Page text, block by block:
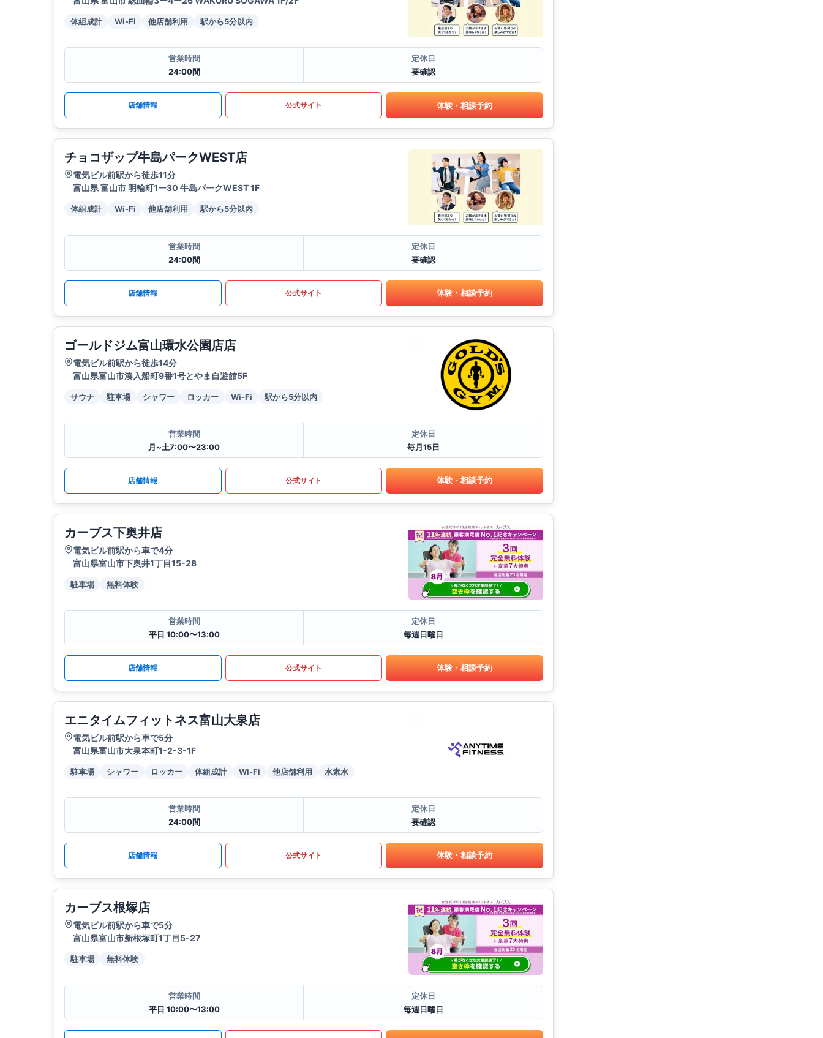
体組成計 Wi-Fi 他店舗利用 駅から5分以内
営業時間
24:00間
定休日
要確認
店舗情報 公式サイト 体験・相談予約
チョコザップ牛島パークWEST店
電気ビル前駅から徒歩11分
富山県 富山市 明輪町1ー30 牛島パークWEST 1F
体組成計 Wi-Fi 他店舗利用 駅から5分以内
営業時間
24:00間
定休日
要確認
店舗情報 公式サイト 体験・相談予約
ゴールドジム富山環水公園店店
電気ビル前駅から徒歩14分
富山県富山市湊入船町9番1号とやま自遊館5F
サウナ 駐車場 シャワー ロッカー Wi-Fi 駅から5分以内
営業時間
月~土7:00〜23:00
定休日
毎月15日
店舗情報 公式サイト 体験・相談予約
カーブス下奥井店
電気ビル前駅から車で4分
富山県富山市下奥井1丁目15-28
駐車場 無料体験
営業時間
平日 10:00〜13:00
定休日
毎週日曜日
店舗情報 公式サイト 体験・相談予約
エニタイムフィットネス富山大泉店
電気ビル前駅から車で5分
富山県富山市大泉本町1-2-3-1F
駐車場 シャワー ロッカー 体組成計 Wi-Fi 他店舗利用 水素水
営業時間
24:00間
定休日
要確認
店舗情報 公式サイト 体験・相談予約
カーブス根塚店
電気ビル前駅から車で5分
富山県富山市新根塚町1丁目5-27
駐車場 無料体験
営業時間
平日 10:00〜13:00
定休日
毎週日曜日